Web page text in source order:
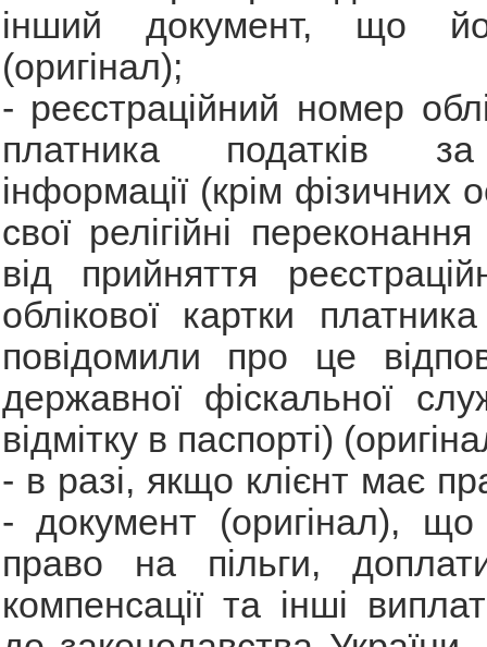
інший документ, що
(оригінал);
- реєстраційний номер
платника податків за
інформації (крім фізичних
свої релігійні
від прийняття
облікової картки
повідомили про це
державної фіскальної
відмітку в паспорті)
- в разі, якщо клієнт має
- документ (оригінал), що
право на пільги,
компенсації та інші